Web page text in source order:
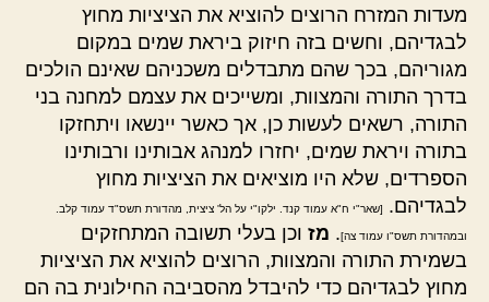
מעדות המזרח הרוצים להוציא את הציציות מחוץ
לבגדיהם, וחשים בזה חיזוק ביראת שמים במקום
מגוריהם, בכך שהם מתבדלים משכניהם שאינם הולכים
בדרך התורה והמצוות, ומשייכים את עצמם למחנה בני
התורה, רשאים לעשות כן, אך כאשר יינשאו ויתחזקו
בתורה ויראת שמים, יחזרו למנהג אבותינו ורבותינו
הספרדים, שלא היו מוציאים את הציציות מחוץ
לבגדיהם.
[שאר"י ח"א עמוד קנד. ילקו"י על הל' ציצית, מהדורת תשס"ד עמוד קלב.
ובמהדורת תשס"ו עמוד צה]. מז וכן בעלי תשובה המתחזקים
בשמירת התורה והמצוות, הרוצים להוציא את הציציות
מחוץ לבגדיהם כדי להיבדל מהסביבה החילונית בה הם